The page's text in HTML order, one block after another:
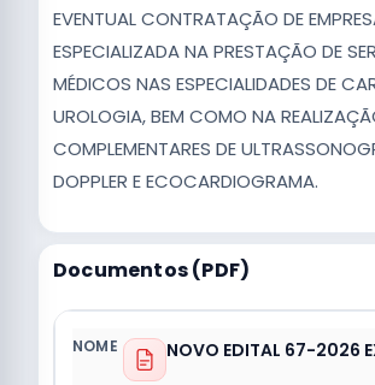
EVENTUAL CONTRATAÇÃO DE
ESPECIALIZADA NA PRESTAÇÃO DE
MÉDICOS NAS ESPECIALIDADES DE
UROLOGIA, BEM COMO NA
COMPLEMENTARES DE
DOPPLER E ECOCARDIOGRAMA.
Documentos (PDF)
NOVO EDITAL 67-2026